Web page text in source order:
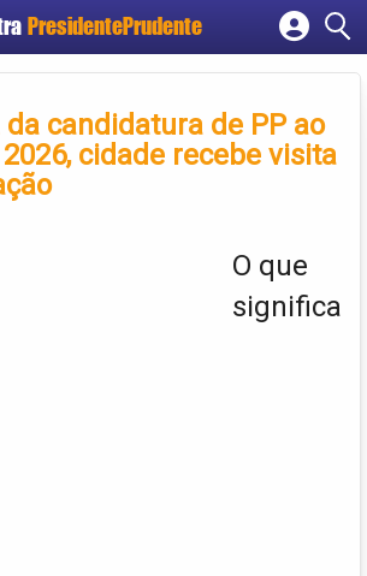
PresidentePrudente
Cadastrar empresa
Criar conta
da candidatura de PP ao
cidade recebe visita
O que
significa